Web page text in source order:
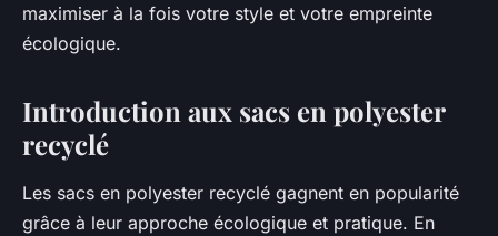
maximiser à la fois votre style et votre empreinte
écologique.
Introduction aux sacs en polyester
recyclé
Les sacs en polyester recyclé gagnent en popularité
grâce à leur approche écologique et pratique. En